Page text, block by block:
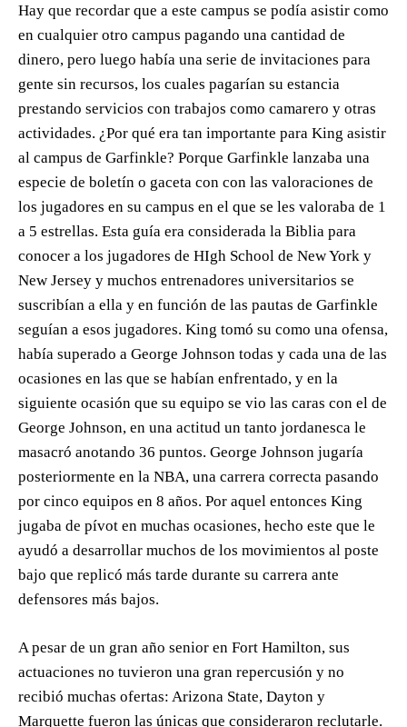
Hay que recordar que a este campus se podía asistir como
en cualquier otro campus pagando una cantidad de
dinero, pero luego había una serie de invitaciones para
gente sin recursos, los cuales pagarían su estancia
prestando servicios con trabajos como camarero y otras
actividades. ¿Por qué era tan importante para King asistir
al campus de Garfinkle? Porque Garfinkle lanzaba una
especie de boletín o gaceta con con las valoraciones de
los jugadores en su campus en el que se les valoraba de 1
a 5 estrellas. Esta guía era considerada la Biblia para
conocer a los jugadores de HIgh School de New York y
New Jersey y muchos entrenadores universitarios se
suscribían a ella y en función de las pautas de Garfinkle
seguían a esos jugadores. King tomó su como una ofensa,
había superado a George Johnson todas y cada una de las
ocasiones en las que se habían enfrentado, y en la
siguiente ocasión que su equipo se vio las caras con el de
George Johnson, en una actitud un tanto jordanesca le
masacró anotando 36 puntos. George Johnson jugaría
posteriormente en la NBA, una carrera correcta pasando
por cinco equipos en 8 años. Por aquel entonces King
jugaba de pívot en muchas ocasiones, hecho este que le
ayudó a desarrollar muchos de los movimientos al poste
bajo que replicó más tarde durante su carrera ante
defensores más bajos.
A pesar de un gran año senior en Fort Hamilton, sus
actuaciones no tuvieron una gran repercusión y no
recibió muchas ofertas: Arizona State, Dayton y
Marquette fueron las únicas que consideraron reclutarle.